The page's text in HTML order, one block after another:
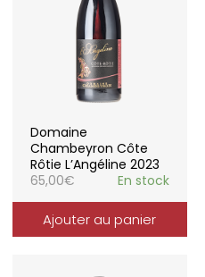
Domaine
Chambeyron Côte
Rôtie L’Angéline 2023
65,00€ En stock
Ajouter au panier